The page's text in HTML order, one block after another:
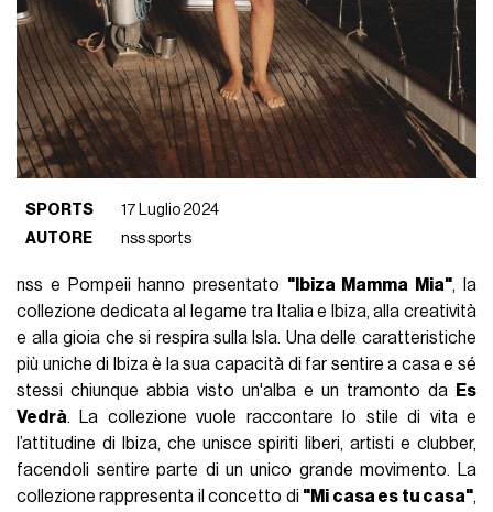
SPORTS
17 Luglio 2024
AUTORE
nss sports
nss e Pompeii hanno presentato "Ibiza Mamma Mia", la
collezione dedicata al legame tra Italia e Ibiza, alla creatività
e alla gioia che si respira sulla Isla. Una delle caratteristiche
più uniche di Ibiza è la sua capacità di far sentire a casa e sé
stessi chiunque abbia visto un'alba e un tramonto da
Es
Vedrà. La collezione vuole raccontare lo stile di vita e
l’attitudine di Ibiza, che unisce spiriti liberi, artisti e clubber,
facendoli sentire parte di un unico grande movimento. La
collezione rappresenta il concetto di "Mi casa es tu casa",